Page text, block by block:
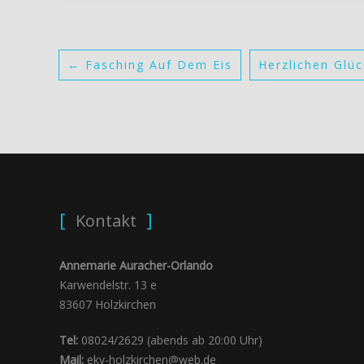
← Fasching Auf Dem Eis Herzlichen
Kontakt
Annemarie Auracher-Orlando
Karwendelstr. 13 e
83607 Holzkirchen
Tel: 08024/2629 (abends ab 20:00 Uhr)
Mail: ekv-holzkirchen@web.de